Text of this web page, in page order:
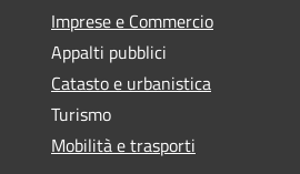
Imprese e Commercio
Appalti pubblici
Catasto e urbanistica
Turismo
Mobilità e trasporti